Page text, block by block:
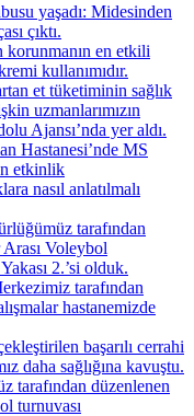
yaşadı: Midesinden
çıktı.
korunmanın en etkili
kullanımıdır.
et tüketiminin sağlık
uzmanlarımızın
Ajansı’nda yer aldı.
Hastanesi’nde MS
etkinlik
nasıl anlatılmalı
tarafından
Voleybol
2.’si olduk.
tarafından
hastanemizde
başarılı cerrahi
daha sağlığına kavuştu.
tarafından düzenlenen
turnuvası